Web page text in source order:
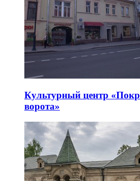
Культурный центр
ворота»